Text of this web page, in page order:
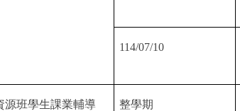
114/07/10
源班學生課業輔導 整學期